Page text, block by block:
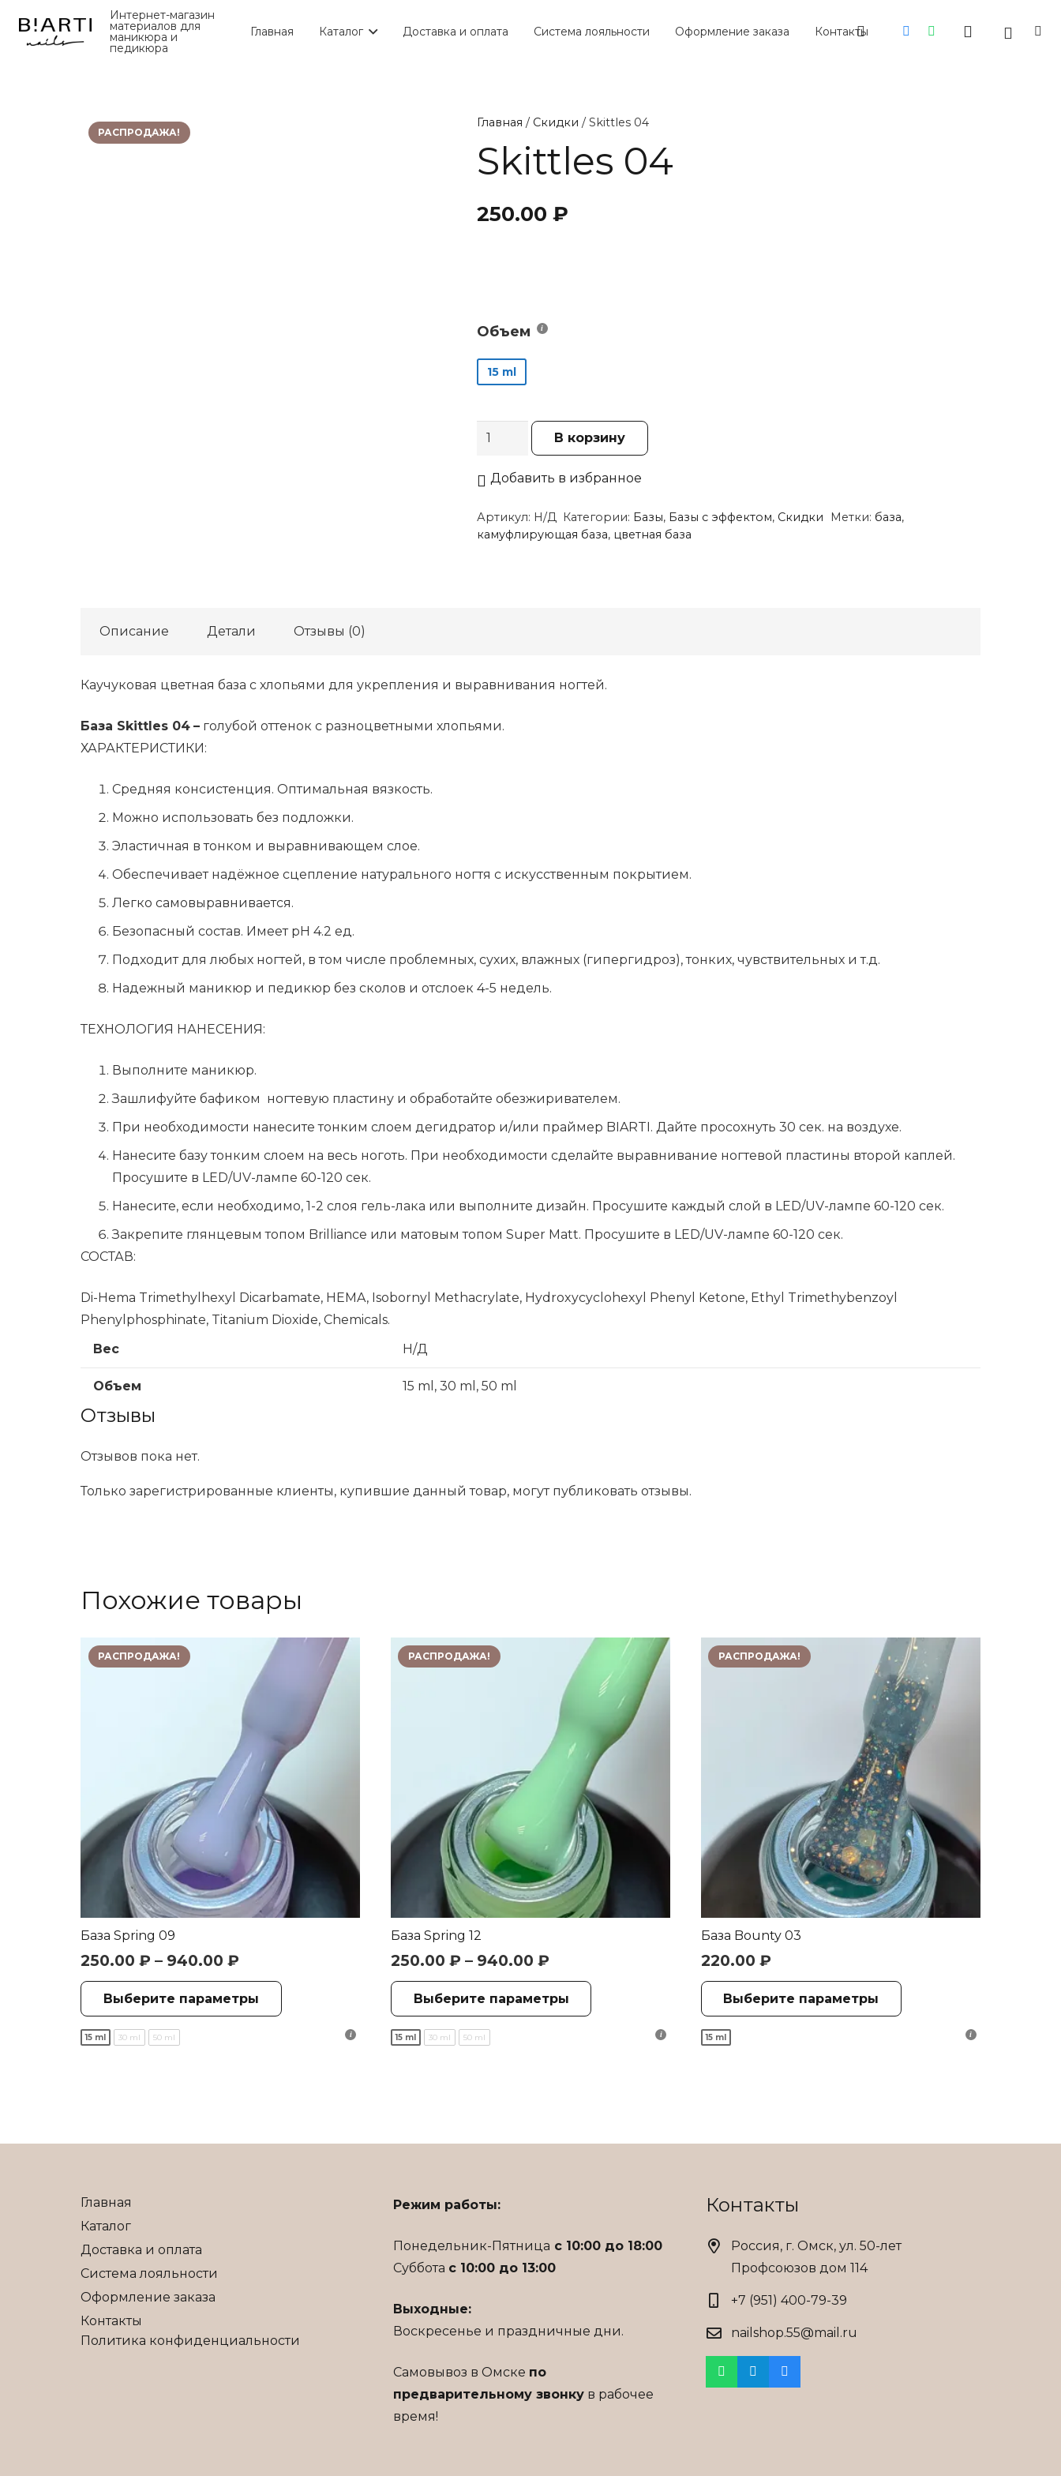
Интернет-магазин
материалов для
маникюра и
педикюра
Главная Каталог Доставка и оплата Система лояльности Оформление заказа Контакты
РАСПРОДАЖА!
Главная / Скидки / Skittles 04
Skittles 04
250.00 ₽
Объем
15 ml
Количество
Skittles
В корзину
Добавить в избранное
Артикул: Н/Д Категории: Базы, Базы с эффектом, Скидки Метки: база,
камуфлирующая база, цветная база
Описание Детали Отзывы (0)
Каучуковая цветная база с хлопьями для укрепления и выравнивания ногтей.
База Skittles 04 – голубой оттенок с разноцветными хлопьями.
ХАРАКТЕРИСТИКИ:
Средняя консистенция. Оптимальная вязкость.
Можно использовать без подложки.
Эластичная в тонком и выравнивающем слое.
Обеспечивает надёжное сцепление натурального ногтя с искусственным покрытием.
Легко самовыравнивается.
Безопасный состав. Имеет рН 4.2 ед.
Подходит для любых ногтей, в том числе проблемных, сухих, влажных (гипергидроз), тонких, чувствительных и т.д.
Надежный маникюр и педикюр без сколов и отслоек 4-5 недель.
ТЕХНОЛОГИЯ НАНЕСЕНИЯ:
Выполните маникюр.
Зашлифуйте бафиком ногтевую пластину и обработайте обезжиривателем.
При необходимости нанесите тонким слоем дегидратор и/или праймер BIARTI. Дайте просохнуть 30 сек. на воздухе.
Нанесите базу тонким слоем на весь ноготь. При необходимости сделайте выравнивание ногтевой пластины второй каплей.
Просушите в LED/UV-лампе 60-120 сек.
Нанесите, если необходимо, 1-2 слоя гель-лака или выполните дизайн. Просушите каждый слой в LED/UV-лампе 60-120 сек.
Закрепите глянцевым топом Brilliance или матовым топом Super Matt. Просушите в LED/UV-лампе 60-120 сек.
СОСТАВ:
Di-Hema Trimethylhexyl Dicarbamate, HEMA, Isobornyl Methacrylate, Hydroxycyclohexyl Phenyl Ketone, Ethyl Trimethybenzoyl
Phenylphosphinate, Titanium Dioxide, Chemicals.
Вес
Н/Д
Объем 15 ml, 30 ml, 50 ml
Отзывы
Отзывов пока нет.
Только зарегистрированные клиенты, купившие данный товар, могут публиковать отзывы.
Похожие товары
РАСПРОДАЖА!
База Spring 09
250.00 ₽ – 940.00 ₽
Выберите параметры
15 ml 30 ml 50 ml
РАСПРОДАЖА!
База Spring 12
250.00 ₽ – 940.00 ₽
Выберите параметры
15 ml 30 ml 50 ml
РАСПРОДАЖА!
База Bounty 03
220.00 ₽
Выберите параметры
15 ml
Главная
Каталог
Доставка и оплата
Система лояльности
Оформление заказа
Контакты
Политика конфиденциальности
Режим работы:
Понедельник-Пятница с 10:00 до 18:00
Суббота с 10:00 до 13:00
Выходные:
Воскресенье и праздничные дни.
Самовывоз в Омске по
предварительному звонку в рабочее
время!
Контакты
Россия, г. Омск, ул. 50-лет
Профсоюзов дом 114
+7 (951) 400-79-39
nailshop.55@mail.ru